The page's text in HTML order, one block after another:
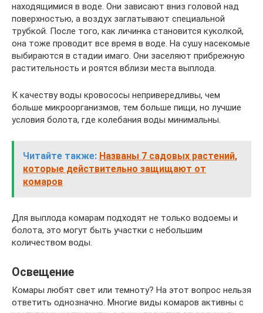
находящимися в воде. Они зависают вниз головой над
поверхностью, а воздух заглатывают специальной
трубкой. После того, как личинка становится куколкой,
она тоже проводит все время в воде. На сушу насекомые
выбираются в стадии имаго. Они заселяют прибрежную
растительность и роятся вблизи места выплода.
К качеству воды кровососы непривередливы, чем
больше микроорганизмов, тем больше пищи, но лучшие
условия болота, где колебания воды минимальны.
Читайте также: Названы 7 садовых растений,
которые действительно защищают от
комаров
Для выплода комарам подходят не только водоемы и
болота, это могут быть участки с небольшим
количеством воды.
Освещение
Комары любят свет или темноту? На этот вопрос нельзя
ответить однозначно. Многие виды комаров активны с